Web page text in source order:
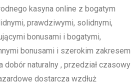
kasyna online z bogatym
prawdziwymi, solidnymi,
bonusami i bogatymi,
bonusami i szerokim zakresem
dobór naturalny , przedział czasowy
dostarcza wzdłuż